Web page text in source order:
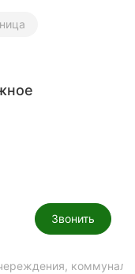
Звонить